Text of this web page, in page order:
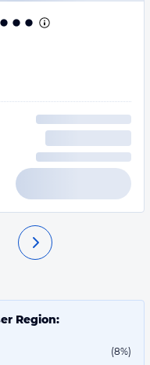
Region:
(8%)